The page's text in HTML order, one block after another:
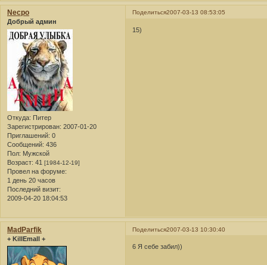
Поделиться2007-03-13 08:53:05
Necpo
Добрый админ
Откуда: Питер
Зарегистрирован: 2007-01-20
Приглашений: 0
Сообщений: 436
Пол: Мужской
Возраст: 41 [1984-12-19]
Провел на форуме:
1 день 20 часов
Последний визит:
2009-04-20 18:04:53
15)
Поделиться2007-03-13 10:30:40
MadParfik
+ KillEmall +
6 Я себе забил))